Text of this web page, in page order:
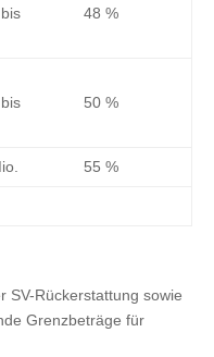
48 %
50 %
55 %
SV-Rückerstattung sowie
Grenzbeträge für